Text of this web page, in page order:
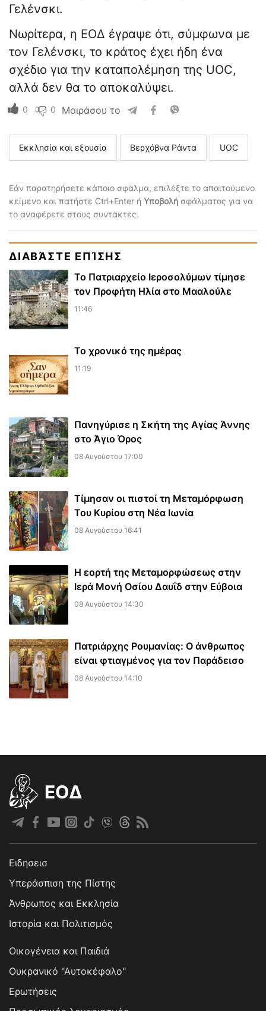
Γελένσκι.
Νωρίτερα, η ΕΟΔ έγραψε ότι, σύμφωνα με
τον Γελένσκι, το κράτος έχει ήδη ένα
σχέδιο για την καταπολέμηση της UOC,
αλλά δεν θα το αποκαλύψει.
0 0 Μοιράσου το
Εκκλησία και εξουσία Βερχόβνα Ράντα UOC
Εάν παρατηρήσετε κάποιο σφάλμα, επιλέξτε το απαιτούμενο
κείμενο και πατήστε Ctrl+Enter ή Υποβολή σφάλματος για να
το αναφέρετε στους συντάκτες.
ΔΙΑΒΆΣΤΕ ΕΠΊΣΗΣ
Το Πατριαρχείο Ιεροσολύμων τίμησε
τον Προφήτη Ηλία στο Μααλούλε
11:46
Το χρονικό της ημέρας
11:19
Πανηγύρισε η Σκήτη της Αγίας Άννης
στο Άγιο Όρος
08 Αυγούστου 17:00
Τίμησαν οι πιστοί τη Μεταμόρφωση
Του Κυρίου στη Νέα Ιωνία
08 Αυγούστου 16:41
Η εορτή της Μεταμορφώσεως στην
Ιερά Μονή Οσίου Δαυΐδ στην Εύβοια
08 Αυγούστου 14:30
Πατριάρχης Ρουμανίας: Ο άνθρωπος
είναι φτιαγμένος για τον Παράδεισο
08 Αυγούστου 14:10
EOΔ
Ειδησεισ
Υπεράσπιση της Πίστης
Άνθρωπος και Εκκλησία
Ιστορία και Πολιτισμός
Οικογένεια και Παιδιά
Ουκρανικό "Αυτοκέφαλο"
Ερωτήσεις